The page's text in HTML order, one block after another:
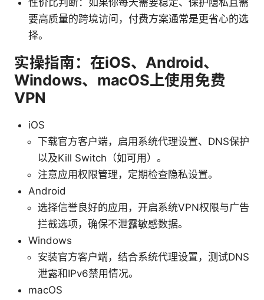
要高质量的跨境访问，付费方案通常是更省心的选
择。
实操指南：在iOS、Android、
Windows、macOS上使用免费
VPN
iOS
下载官方客户端，启用系统代理设置、DNS保护
以及Kill Switch（如可用）。
注意应用权限管理，定期检查隐私设置。
Android
选择信誉良好的应用，开启系统VPN权限与广告
拦截选项，确保不泄露敏感数据。
Windows
安装官方客户端，结合系统代理设置，测试DNS
泄露和IPv6禁用情况。
macOS